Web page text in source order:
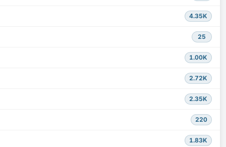
4.35K
25
1.00K
2.72K
2.35K
220
1.83K